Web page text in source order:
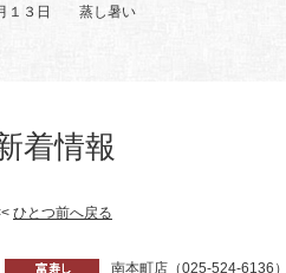
１３日 蒸し暑い
着情報
ひとつ前へ戻る
南本町店（025-524-6136）